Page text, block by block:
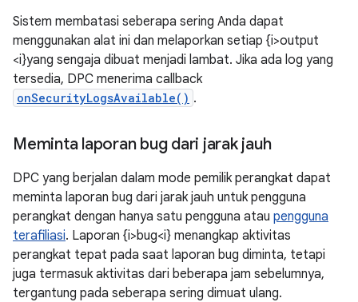
Sistem membatasi seberapa sering Anda dapat
menggunakan alat ini dan melaporkan setiap {i>output
<i}yang sengaja dibuat menjadi lambat. Jika ada log yang
tersedia, DPC menerima callback
onSecurityLogsAvailable() .
Meminta laporan bug dari jarak jauh
DPC yang berjalan dalam mode pemilik perangkat dapat
meminta laporan bug dari jarak jauh untuk pengguna
perangkat dengan hanya satu pengguna atau pengguna
terafiliasi. Laporan {i>bug<i} menangkap aktivitas
perangkat tepat pada saat laporan bug diminta, tetapi
juga termasuk aktivitas dari beberapa jam sebelumnya,
tergantung pada seberapa sering dimuat ulang.